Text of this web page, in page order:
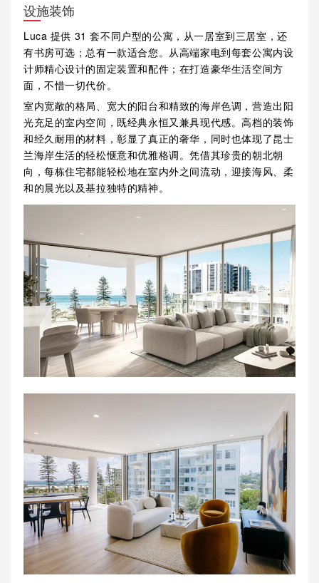
设施装饰
Luca 提供 31 套不同户型的公寓，从一居室到三居室，还
有书房可选；总有一款适合您。从高端家电到每套公寓内设
计师精心设计的固定装置和配件；在打造豪华生活空间方
面，不惜一切代价。
室内宽敞的格局、宽大的阳台和精致的海岸色调，营造出阳
光充足的室内空间，既经典永恒又兼具现代感。高档的装饰
和经久耐用的材料，彰显了真正的奢华，同时也体现了昆士
兰海岸生活的轻松惬意和优雅格调。凭借其珍贵的朝北朝
向，每栋住宅都能轻松地在室内外之间流动，迎接海风、柔
和的晨光以及基拉独特的精神。